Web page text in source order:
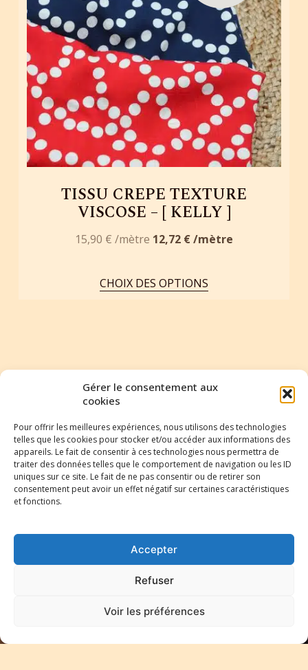
Gérer le consentement aux
cookies
Pour offrir les meilleures expériences, nous utilisons des technologies
telles que les cookies pour stocker et/ou accéder aux informations des
appareils. Le fait de consentir à ces technologies nous permettra de
traiter des données telles que le comportement de navigation ou les ID
uniques sur ce site. Le fait de ne pas consentir ou de retirer son
consentement peut avoir un effet négatif sur certaines caractéristiques
et fonctions.
Accepter
Refuser
Voir les préférences
TISSU CREPE TEXTURE
VISCOSE – [ KELLY ]
15,90 € 12,72 €
CHOIX DES OPTIONS
Votre nom*
recevoir vos e-
mails et
confirme avoir
pris
de votre